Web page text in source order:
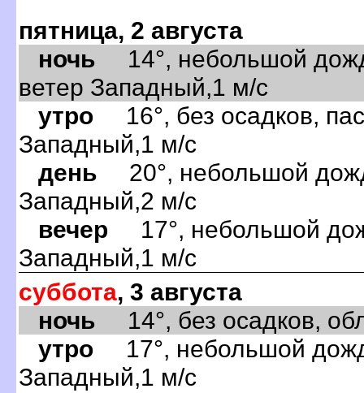
пятница, 2 августа
ночь 14°, небольшой
ветер Западный,1 м/с
утро 16°, без осадков,
Западный,1 м/с
день 20°, небольшой
Западный,2 м/с
вечер 17°, небольшой
Западный,1 м/с
суббота, 3 августа
ночь 14°, без осадков,
утро 17°, небольшой
Западный,1 м/с